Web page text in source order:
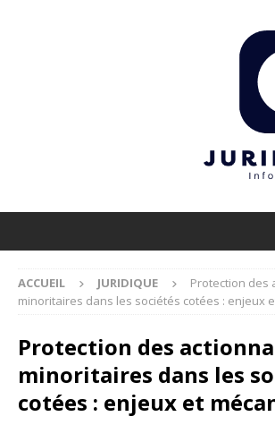
ACCUEIL JURIDIQUE
Protection des
minoritaires dans les sociétés cotées : enjeux
Protection des
minoritaires dans les
cotées : enjeux et